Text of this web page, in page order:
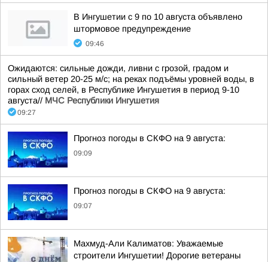
В Ингушетии с 9 по 10 августа объявлено
штормовое предупреждение
09:46
Ожидаются: сильные дожди, ливни с грозой, градом и
сильный ветер 20-25 м/с; на реках подъёмы уровней воды, в
горах сход селей, в Республике Ингушетия в период 9-10
августа// МЧС Республики Ингушетия
09:27
Прогноз погоды в СКФО на 9 августа:
09:09
Прогноз погоды в СКФО на 9 августа:
09:07
Махмуд-Али Калиматов: Уважаемые
строители Ингушетии! Дорогие ветераны